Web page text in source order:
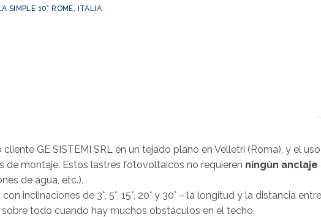
SIMPLE 10° ROME, ITALIA
GE SISTEMI SRL en un tejado plano en Velletri (Roma), y el
de montaje. Estos lastres fotovoltaicos no requieren ningún anclaje
de agua, etc.).
inclinaciones de 3°, 5°, 15°, 20° y 30° – la longitud y la distancia
sobre todo cuando hay muchos obstáculos en el techo.